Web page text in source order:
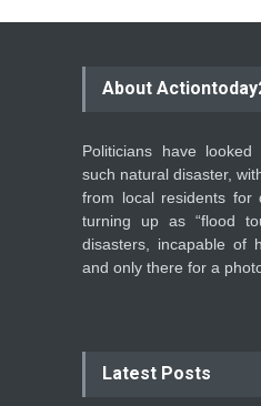
About
Politicians have
such natural disaster,
from local residents for
turning up as “flood
disasters, incapable of
and only there for a
Latest Posts